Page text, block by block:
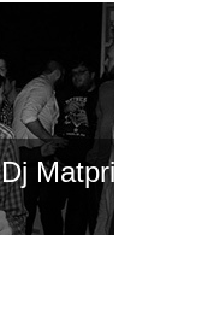
Matpri